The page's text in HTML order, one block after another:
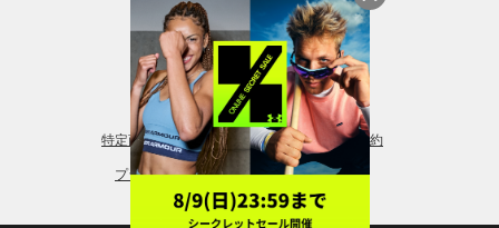
レギンス＆タイツ
特定商取引法に基づく通販の表記 会員規約
プライバシーポリシー